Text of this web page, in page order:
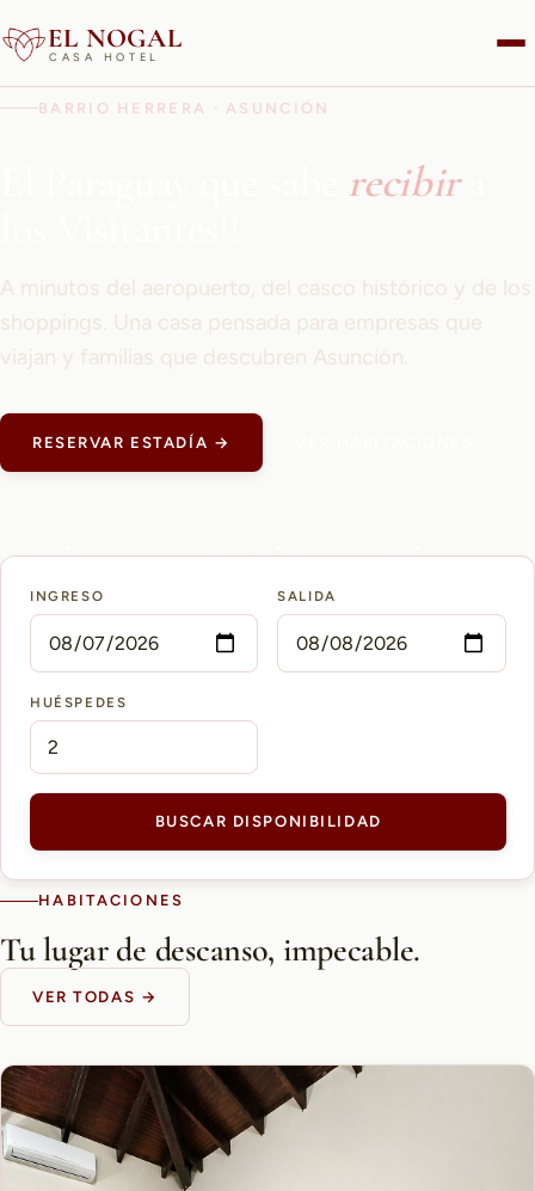
EL NOGAL
CASA HOTEL
BARRIO HERRERA · ASUNCIÓN
recibira
A minutos del aeropuerto, del casco histórico y de los
shoppings. Una casa pensada para empresas que
viajan y familias que descubren Asunción.
RESERVAR ESTADÍA →
15 min
AEROPUERTO PETTIROSSI
10 min
CASCO HISTÓRICO
5 min
INGRESO SALIDA
HUÉSPEDES
BUSCAR DISPONIBILIDAD
HABITACIONES
Tu lugar de descanso, impecable.
VER TODAS →